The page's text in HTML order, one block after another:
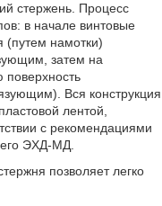
стержень. Процесс
в начале винтовые
(путем намотки)
затем на
Вся конструкция
лентой,
с рекомендациями
ЭХД-МД.
позволяет легко